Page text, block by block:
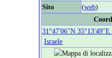
Sito
(web)
31°47′06″N 35°13′49″E
Israele